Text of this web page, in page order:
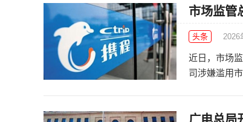
市场监管
头条 2026
近日，市场
司涉嫌滥用